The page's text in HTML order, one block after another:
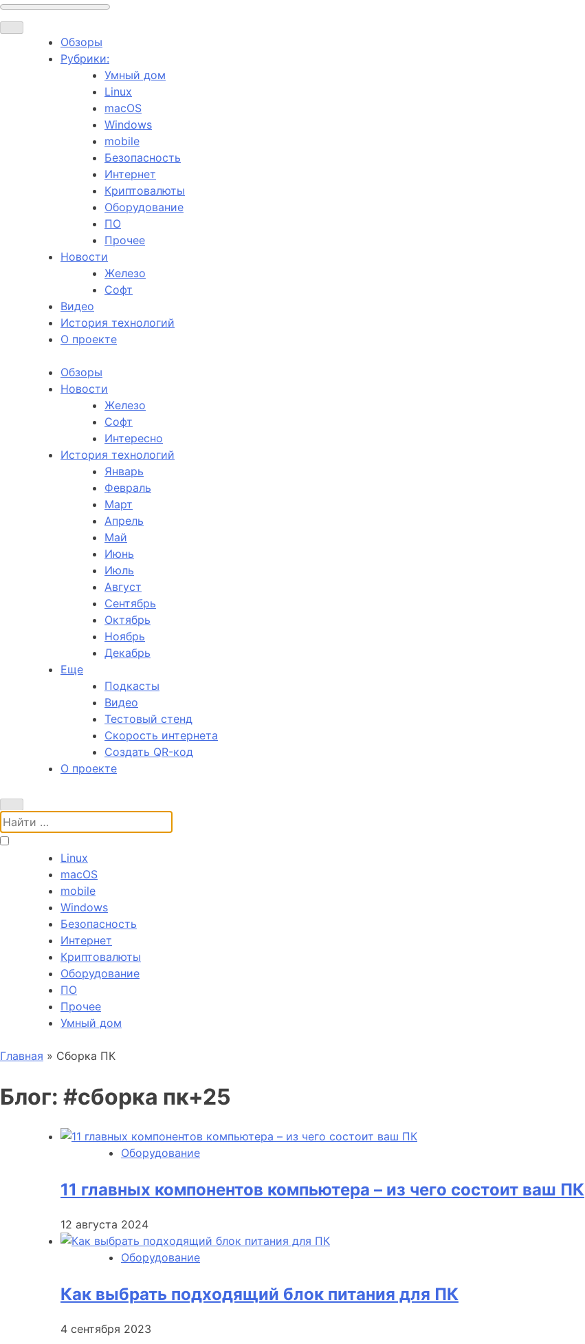
Обзоры
Рубрики:
Умный дом
Linux
macOS
Windows
mobile
Безопасность
Интернет
Криптовалюты
Оборудование
ПО
Прочее
Новости
Железо
Софт
Видео
История технологий
О проекте
Обзоры
Новости
Железо
Софт
Интересно
История технологий
Январь
Февраль
Март
Апрель
Май
Июнь
Июль
Август
Сентябрь
Октябрь
Ноябрь
Декабрь
Еще
Подкасты
Видео
Тестовый стенд
Скорость интернета
Создать QR-код
О проекте
Поиск:
Linux
macOS
mobile
Windows
Безопасность
Интернет
Криптовалюты
Оборудование
ПО
Прочее
Умный дом
Главная » Сборка ПК
Блог: #сборка пк
Оборудование
11 главных компонентов компьютера – из чего состоит ваш ПК
12 августа 2024
Оборудование
Как выбрать подходящий блок питания для ПК
4 сентября 2023